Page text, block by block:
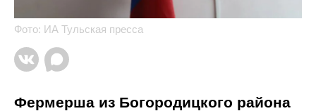
Фото: ИА Тульская пресса
Фермерша из Богородицкого района